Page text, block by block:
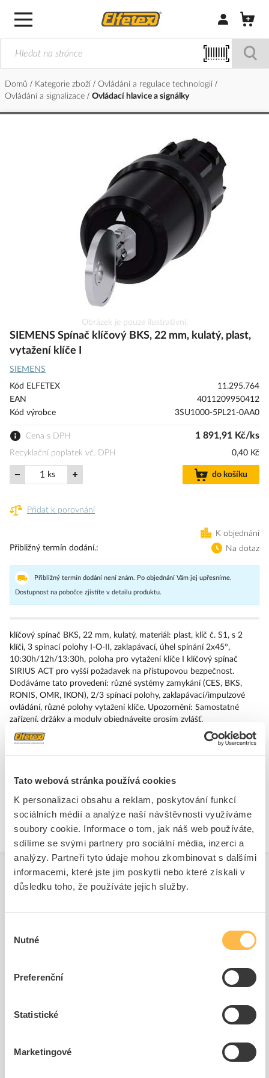
Tato webová stránka používá cookies
K personalizaci obsahu a reklam, poskytování funkcí
sociálních médií a analýze naší návštěvnosti využíváme
soubory cookie. Informace o tom, jak náš web používáte,
sdílíme se svými partnery pro sociální média, inzerci a
analýzy. Partneři tyto údaje mohou zkombinovat s dalšími
informacemi, které jste jim poskytli nebo které získali v
důsledku toho, že používáte jejich služby.
souhlasu
Nutné
Preferenční
Statistické
Marketingové
Přihlásit/
Domů Kategorie zboží
Ovládání a regulace technologií
Ovládání a signalizace
Ovládací hlavice a signálky
na
začátek
galerie
s
obrázky
Obrázek je pouze ilustrativní.
SIEMENS Spínač klíčový BKS, 22 mm, kulatý, plast,
vytažení klíče I
SIEMENS
Kód ELFETEX
11.295.764
EAN
4011209950412
Kód výrobce
3SU1000-5PL21-0AA0
Cena s DPH 1 891,91 Kč/ks
Recyklační poplatek vč. DPH 0,40 Kč
ks do košíku
Přidat k porovnání
K objednání
Přibližný termín dodání.
Na dotaz
Přibližný termín dodání není znám. Po objednání Vám jej upřesníme.
Dostupnost na pobočce zjistíte v detailu produktu.
klíčový spínač BKS, 22 mm, kulatý, materiál: plast, klíč č. S1, s 2
klíči, 3 spínací polohy I-O-II, zaklapávací, úhel spínání 2x45°,
10:30h/12h/13:30h, poloha pro vytažení klíče I klíčový spínač
SIRIUS ACT pro vyšší požadavek na přístupovou bezpečnost.
Dodáváme tato provedení: různé systémy zamykání (CES, BKS,
RONIS, OMR, IKON), 2/3 spínací polohy, zaklapávací/impulzové
ovládání, různé polohy vytažení klíče. Upozornění: Samostatné
zařízení, držáky a moduly objednávejte prosím zvlášť.
Přední kryty pro přepínače
Druh ochrany ( NEMA) 4X
Kód ELFETEX 11.279.666
SIEMENS Štítek 3SU1900-
11.297.604